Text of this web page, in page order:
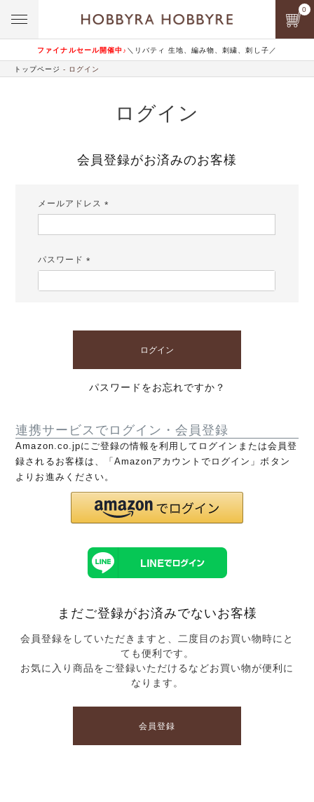
ファイナルセール開催中♪ ＼リバティ 生地、編み物、刺繍、刺し子／
0
トップページ ログイン
ログイン
会員登録がお済みのお客様
メールアドレス
パスワード
ログイン
パスワードをお忘れですか？
連携サービスでログイン・会員登録
Amazon.co.jpにご登録の情報を利用してログインまたは会員登
録されるお客様は、「Amazonアカウントでログイン」ボタン
よりお進みください。
まだご登録がお済みでないお客様
会員登録をしていただきますと、二度目のお買い物時にと
ても便利です。
お気に入り商品をご登録いただけるなどお買い物が便利に
なります。
会員登録